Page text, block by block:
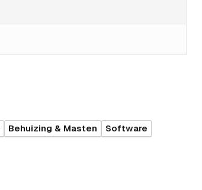
Behuizing & Masten
Software